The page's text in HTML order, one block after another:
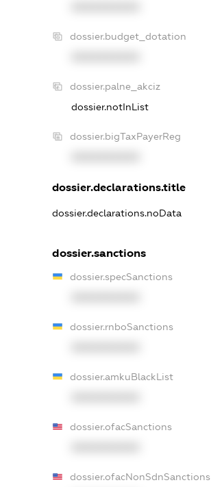
dossier.budget_dotation
dossier.palne_akciz
dossier.notInList
dossier.bigTaxPayerReg
dossier.declarations.title
dossier.declarations.noData
dossier.sanctions
dossier.specSanctions
dossier.rnboSanctions
dossier.amkuBlackList
dossier.ofacSanctions
dossier.ofacNonSdnSanctions